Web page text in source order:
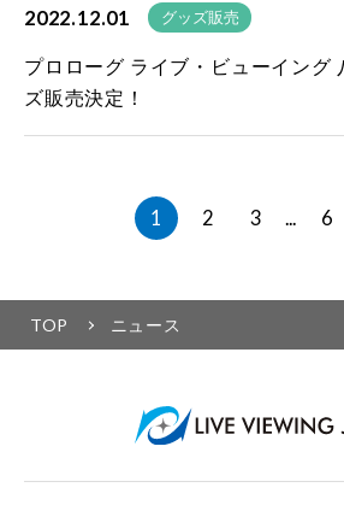
2022.12.01 グッズ販売
プロローグ ライブ・ビューイング
ズ販売決定！
1 2 3 ... 6
TOP ニュース